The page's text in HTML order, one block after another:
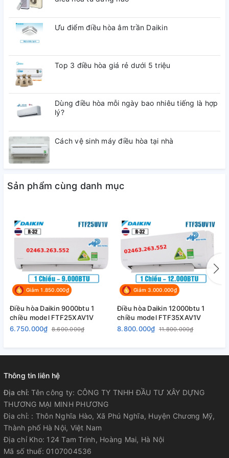
FTHF50RVMV sự lựa chọn hoàn hảo cho mọi gia đình
Coanda luồng gió thông minh
Thiết kế Coanda luồng gió thông minh làm mát sẽ tỏa đều
khắp phòng. Bạn không phải chịu những luồng gió trực tiếp
vào cơ thể mà thay vào đó là cảm giác làm mát thoải mái dễ
chịu nhất. Ngoài ra, thiết kế độc đáo Coanda đem lại sự
sang trọng, lịch lãm phù hợp với mọi thiết kế nội thất gia đình
Mắt thần thông minh của Daikin 2hp FTHF50VAMV ngăn tổn
hao điện năng bằng cách sử dụng cảm biến hồng ngoại phát
hiện chuyển động của người trong phòng từ đó điều chỉnh
nhiệt độ cũng như hướng gió sao cho việc sử dụng điện
năng hữu ích đến mức tối đa giúp gia đình bạn tiết kiệm tiền
điện hàng tháng.
Daikin 2hp FTHF50RAMV cảm biết mắt thần thông minh
Ưu điểm điều hòa âm trần Daikin
Top 3 điều hòa giá rẻ dưới 5 triệu
Dùng điều hòa mỗi ngày bao nhiêu tiếng là hợp
lý?
Cách vệ sinh máy điều hòa tại nhà
Sản phẩm cùng danh mục
Giảm 1.850.000₫
Điều hòa Daikin 9000btu 1
chiều model FTF25XAV1V
6.750.000₫ 8.600.000₫
Giảm 3.000.000₫
Điều hòa Daikin 12000btu 1
chiều model FTF35XAV1V
8.800.000₫ 11.800.000₫
Thông tin liên hệ
Địa chỉ:Tên công ty: CÔNG TY TNHH ĐẦU TƯ XÂY DỰNG
THƯƠNG MẠI MINH PHƯƠNG
Địa chỉ: : Thôn Nghĩa Hào, Xã Phú Nghĩa, Huyện Chương Mỹ,
Thành phố Hà Nội, Việt Nam
Địa chỉ Kho: 124 Tam Trinh, Hoàng Mai, Hà Nội
Mã số thuế: 0107004536